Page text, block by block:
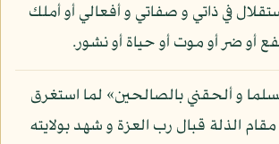
في ذاتي و صفاتي و أفعالي أو أملك
أو ضر أو موت أو حياة أو نشور.
و ألحقني بالصالحين» لما استغرق
مقام الذلة قبال رب العزة و شهد بولايته